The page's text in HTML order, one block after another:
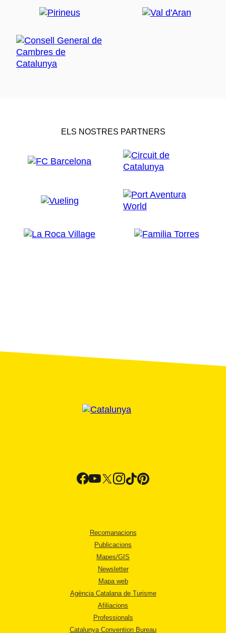
ELS NOSTRES PARTNERS
Recomanacions
Publicacions
Mapes/GIS
Newsletter
Mapa web
Agència Catalana de Turisme
Afiliacions
Professionals
Catalunya Convention Bureau